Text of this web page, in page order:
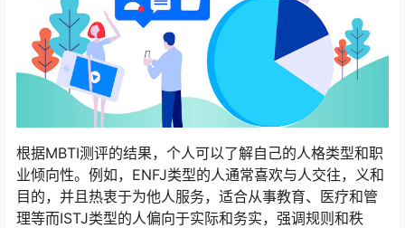
根据MBTI测评的结果，个人可以了解自己的人格类型和职
业倾向性。例如，ENFJ类型的人通常喜欢与人交往，义和
目的，并且热衷于为他人服务，适合从事教育、医疗和管
理等而ISTJ类型的人偏向于实际和务实，强调规则和秩